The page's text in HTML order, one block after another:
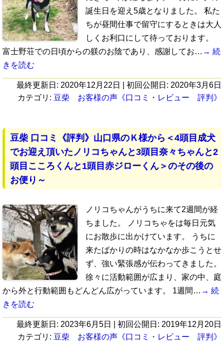
誕生日を迎え5歳となりました。 私た
ちが昼間仕事で留守にするときは大人
しくお利口にして待っております。
富士野荘での日頃からの躾のお陰であり、感謝してお… → 続
きを読む
最終更新日: 2020年12月22日 | 初回公開日: 2020年3月6日
カテゴリ: 豆柴 お客様の声《口コミ・レビュー 評判》
豆柴 口コミ《評判》山口県のＫ様から＜4頭目成犬
でお迎え頂いたノリコちゃんと3頭目奈々ちゃんと2
頭目こころくんと1頭目赤ジローくん＞のその後の
お便り～
ノリコちゃんがうちに来て2週間が経
ちました。 ノリコちゃをは毎日元気
にお散歩に出かけています。 うちに
来たばかりの時はなかなか歩こうとせ
ず、強い緊張感が伝わってきました。
徐々に活動範囲が広まり、家の中、庭
から外と行動範囲もどんどん広がっています。 1週間… → 続
きを読む
最終更新日: 2023年6月5日 | 初回公開日: 2019年12月20日
カテゴリ: 豆柴 お客様の声《口コミ・レビュー 評判》